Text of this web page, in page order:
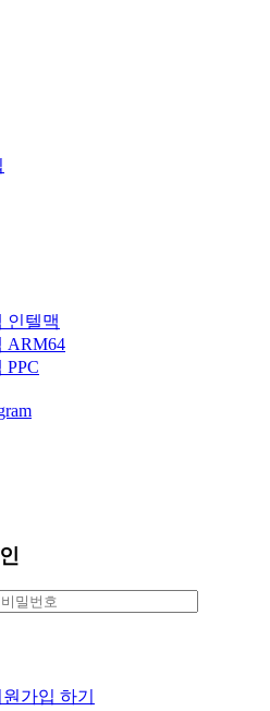
인텔맥
ARM64
PPC
가입 하기